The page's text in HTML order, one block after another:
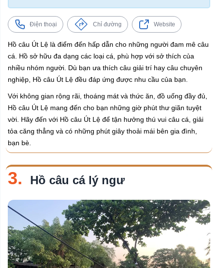
Điện thoại Chỉ đường Website
Hồ câu Út Lệ là điểm đến hấp dẫn cho những người đam mê câu
cá. Hồ sở hữu đa dạng các loại cá, phù hợp với sở thích của
nhiều nhóm người. Dù bạn ưa thích câu giải trí hay câu chuyên
nghiệp, Hồ câu Út Lệ đều đáp ứng được nhu cầu của bạn.
Với không gian rộng rãi, thoáng mát và thức ăn, đồ uống đầy đủ,
Hồ câu Út Lệ mang đến cho bạn những giờ phút thư giãn tuyệt
vời. Hãy đến với Hồ câu Út Lệ để tận hưởng thú vui câu cá, giải
tỏa căng thẳng và có những phút giây thoải mái bên gia đình,
bạn bè.
3. Hồ câu cá lý ngư